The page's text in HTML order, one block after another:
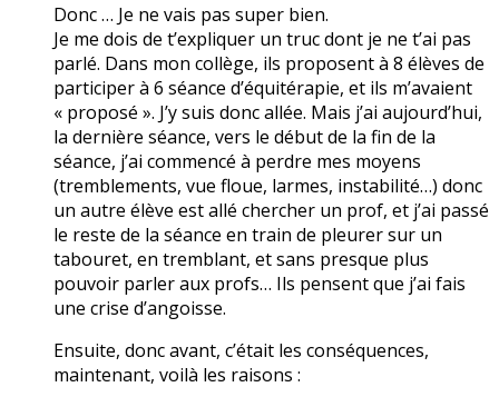
Donc … Je ne vais pas super bien.
Je me dois de t’expliquer un truc dont je ne t’ai pas
parlé. Dans mon collège, ils proposent à 8 élèves de
participer à 6 séance d’équitérapie, et ils m’avaient
« proposé ». J’y suis donc allée. Mais j’ai aujourd’hui,
la dernière séance, vers le début de la fin de la
séance, j’ai commencé à perdre mes moyens
(tremblements, vue floue, larmes, instabilité…) donc
un autre élève est allé chercher un prof, et j’ai passé
le reste de la séance en train de pleurer sur un
tabouret, en tremblant, et sans presque plus
pouvoir parler aux profs… Ils pensent que j’ai fais
une crise d’angoisse.
Ensuite, donc avant, c’était les conséquences,
maintenant, voilà les raisons :